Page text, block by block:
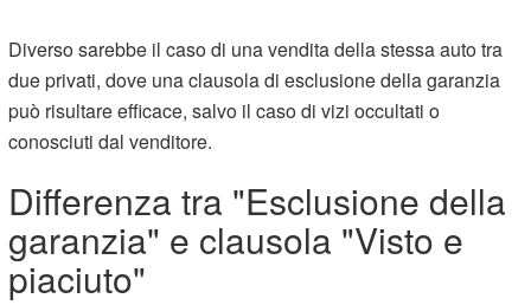
Diverso sarebbe il caso di una vendita della stessa auto tra
due privati, dove una clausola di esclusione della garanzia
può risultare efficace, salvo il caso di vizi occultati o
conosciuti dal venditore.
Differenza tra "Esclusione della
garanzia" e clausola "Visto e
piaciuto"